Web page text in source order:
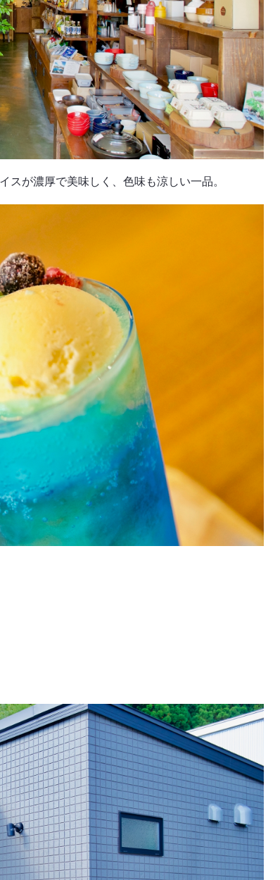
スが濃厚で美味しく、色味も涼しい一品。